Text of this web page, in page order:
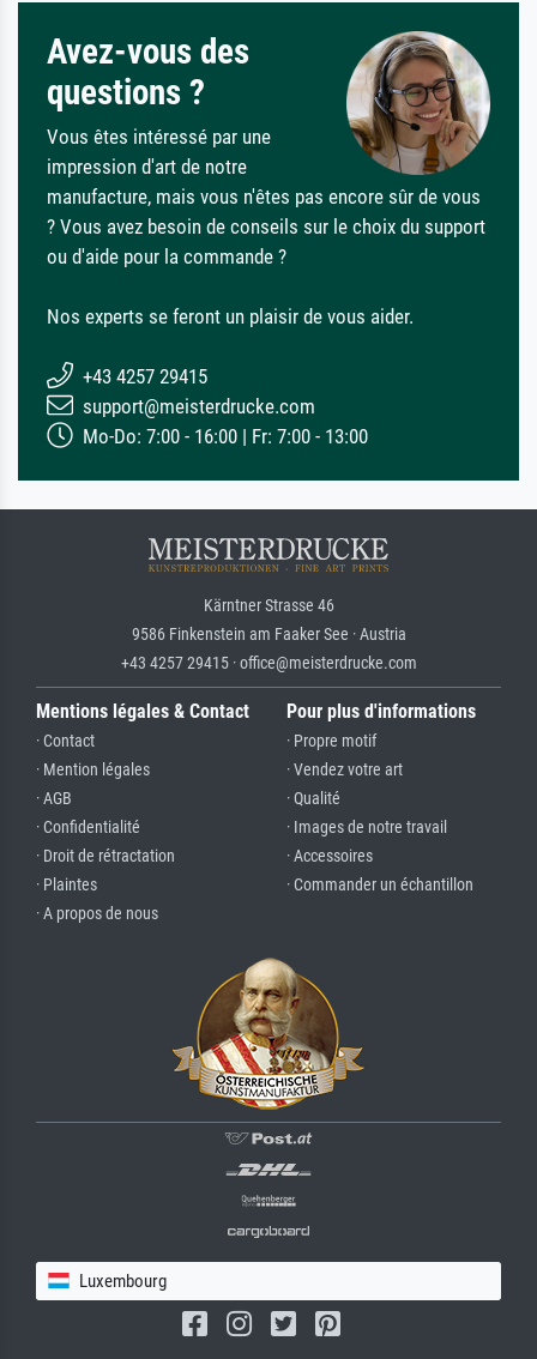
Avez-vous des
questions ?
Vous êtes intéressé par une
impression d'art de notre
manufacture, mais vous n'êtes pas encore sûr de vous
? Vous avez besoin de conseils sur le choix du support
ou d'aide pour la commande ?
Nos experts se feront un plaisir de vous aider.
+43 4257 29415
support@meisterdrucke.com
Mo-Do: 7:00 - 16:00 | Fr: 7:00 - 13:00
Kärntner Strasse 46
9586 Finkenstein am Faaker See · Austria
+43 4257 29415 · office@meisterdrucke.com
Mentions légales & Contact
· Contact
· Mention légales
· AGB
· Confidentialité
· Droit de rétractation
· Plaintes
· A propos de nous
Pour plus d'informations
· Propre motif
· Vendez votre art
· Qualité
· Images de notre travail
· Accessoires
· Commander un échantillon
Luxembourg